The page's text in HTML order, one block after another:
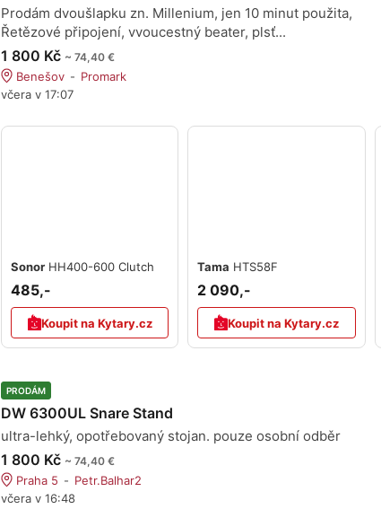
Prodám dvoušlapku zn. Millenium, jen 10 minut použita,
Řetězové připojení, vvoucestný beater, plsť...
1 800 Kč ~ 74,40 €
Benešov
Promark
včera v 17:07
Sonor HH400-600 Clutch
485,-
Koupit na Kytary.cz
Tama HTS58F
2 090,-
Koupit na Kytary.cz
PRODÁM
DW 6300UL Snare Stand
ultra-lehký, opotřebovaný stojan. pouze osobní odběr
1 800 Kč ~ 74,40 €
Praha 5
Petr.Balhar2
včera v 16:48